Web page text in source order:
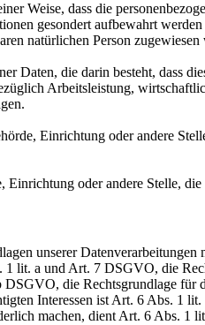
Weise, dass die
gesondert aufbewahrt
natürlichen Person zugewiesen
Daten, die darin besteht, dass
Arbeitsleistung,
Einrichtung oder andere
oder andere Stelle,
unserer
lit. a und Art. 7 DSGVO, die
die Rechtsgrundlage
Interessen ist Art. 6 Abs. 1
machen, dient Art. 6 Abs. 1